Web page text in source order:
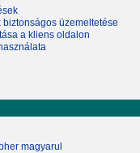
biztonságos üzemeltetése
a kliens oldalon
magyarul